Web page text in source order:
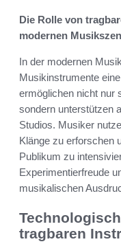
Die Rolle von
modernen
In der modernen
Musikinstrumente
ermöglichen nicht nur
sondern unterstützen
Studios. Musiker
Klänge zu erforschen
Publikum zu
Experimentierfreude
musikalischen
tragbaren